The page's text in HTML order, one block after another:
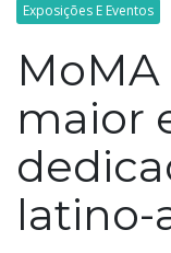
Exposições E Eventos
maior
latino-